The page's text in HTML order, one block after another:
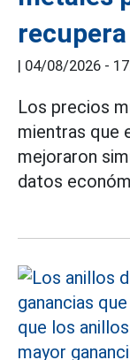
| 04/08/2026 -
Los precios
mientras que
mejoraron
datos